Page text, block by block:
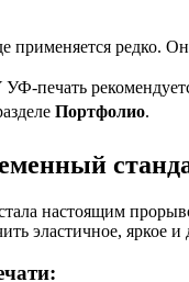
применяется редко.
печать
Портфолио.
настоящим
эластичное, яркое